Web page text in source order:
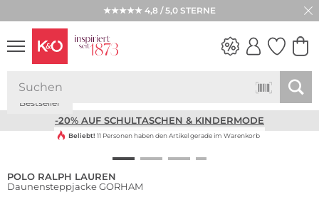
★★★★★ 4,8 / 5,0 STERNE
NEW IN
-20% AUF SCHULTASCHEN & KINDERMODE
Bestseller
Beliebt! 11 Personen haben den Artikel gerade im Warenkorb
POLO RALPH LAUREN
Daunensteppjacke GORHAM